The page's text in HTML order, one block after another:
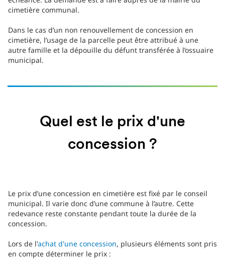
cimetière communal.
Dans le cas d’un non renouvellement de concession en
cimetière, l’usage de la parcelle peut être attribué à une
autre famille et la dépouille du défunt transférée à l’ossuaire
municipal.
Quel est le prix d'une
concession ?
Le prix d’une concession en cimetière est fixé par le conseil
municipal. Il varie donc d’une commune à l’autre. Cette
redevance reste constante pendant toute la durée de la
concession.
Lors de l'achat d'une concession, plusieurs éléments sont pris
en compte déterminer le prix :